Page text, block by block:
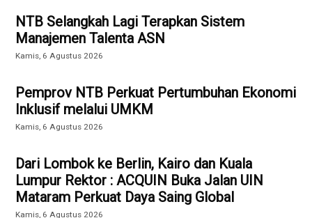
NTB Selangkah Lagi Terapkan Sistem
Manajemen Talenta ASN
Kamis, 6 Agustus 2026
Pemprov NTB Perkuat Pertumbuhan Ekonomi
Inklusif melalui UMKM
Kamis, 6 Agustus 2026
Dari Lombok ke Berlin, Kairo dan Kuala
Lumpur Rektor : ACQUIN Buka Jalan UIN
Mataram Perkuat Daya Saing Global
Kamis, 6 Agustus 2026